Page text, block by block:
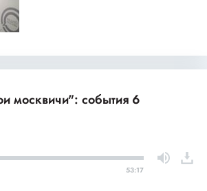
москвичи": события 6
53:17